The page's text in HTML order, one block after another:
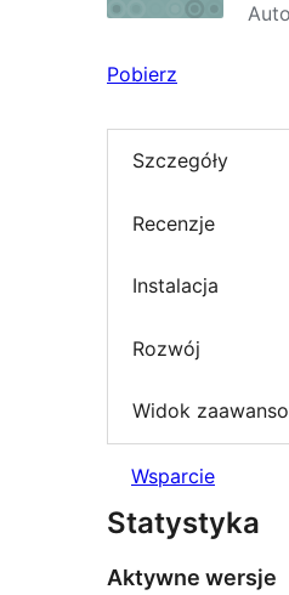
Pobierz
Szczegóły
Recenzje
Instalacja
Rozwój
Widok
Wsparcie
Statystyka
Aktywne wersje